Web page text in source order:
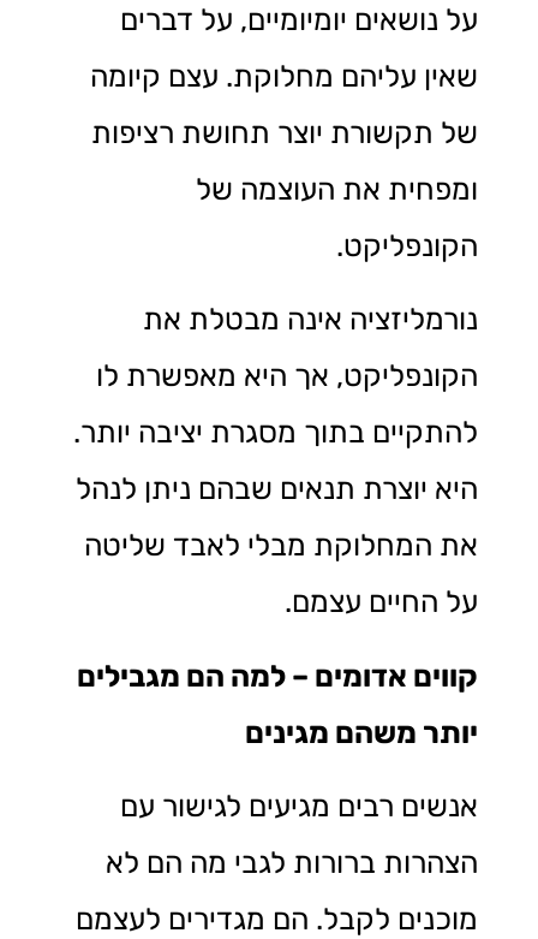
על נושאים יומיומיים, על דברים
שאין עליהם מחלוקת. עצם קיומה
של תקשורת יוצר תחושת רציפות
ומפחית את העוצמה של
הקונפליקט.
נורמליזציה אינה מבטלת את
הקונפליקט, אך היא מאפשרת לו
להתקיים בתוך מסגרת יציבה יותר.
היא יוצרת תנאים שבהם ניתן לנהל
את המחלוקת מבלי לאבד שליטה
על החיים עצמם.
קווים אדומים – למה הם מגבילים
יותר משהם מגינים
אנשים רבים מגיעים לגישור עם
הצהרות ברורות לגבי מה הם לא
מוכנים לקבל. הם מגדירים לעצמם